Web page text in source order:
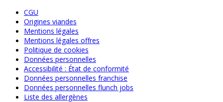
CGU
Origines viandes
Mentions légales
Mentions légales offres
Politique de cookies
Données personnelles
Accessibilité : État de conformité
Données personnelles franchise
Données personnelles flunch jobs
Liste des allergènes